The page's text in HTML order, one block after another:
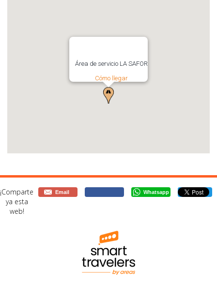
Área de servicio LA SAFOR
Cómo llegar
¡Comparte
ya esta
web!
Email Whatsapp